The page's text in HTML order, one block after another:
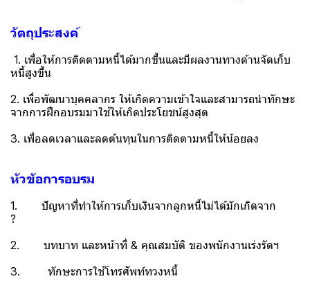
วัตถุประสงค์
1. เพื่อให้การติดตามหนี้ได้มากขึ้นและมีผลงานทางด้านจัดเก็บ
หนี้สูงขึ้น
2. เพื่อพัฒนาบุคคลากร ให้เกิดความเข้าใจและสามารถนำทักษะ
จากการฝึกอบรมมาใช้ให้เกิดประโยชน์สูงสุด
3. เพื่อลดเวลาและลดต้นทุนในการติดตามหนี้ให้น้อยลง
หัวขัอการอบรม
1. ปัญหาที่ทำให้การเก็บเงินจากลูกหนี้ไม่ได้มักเกิดจาก
?
2. บทบาท และหน้าที่ & คุณสมบัติ ของพนักงานเร่งรัดฯ
3. ทักษะการใช้โทรศัพท์ทวงหนี้